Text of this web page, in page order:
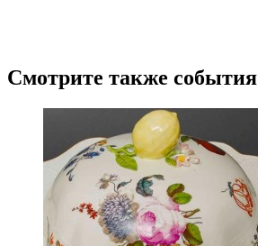
Смотрите также события